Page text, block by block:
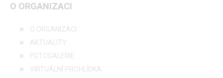
O ORGANIZACI
O ORGANIZACI
AKTUALITY
FOTOGALERIE
VIRTUÁLNÍ PROHLÍDKA